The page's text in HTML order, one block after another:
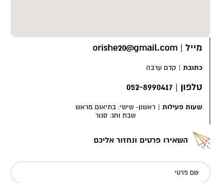
מייל |
orishe20@gmail.com
כתובת | קדם ערבה
טלפון |
052-8990417
שעות פעילות | ראשון- שישי: בתיאום מראש
שבת וחג: סגור
השאירו פרטים ונחזור אליכם
שם פרטי